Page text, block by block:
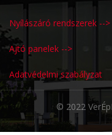
Nyílászáró rendszerek -->
Ajtó panelek -->
Adatvédelmi szabályzat
© 2022